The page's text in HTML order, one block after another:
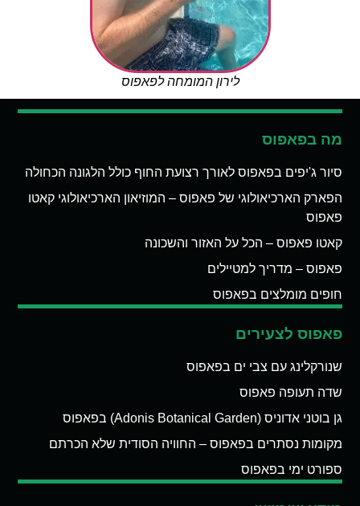
לירון המומחה לפאפוס
מה בפאפוס
סיור ג'יפים בפאפוס לאורך רצועת החוף כולל הלגונה הכחולה
הפארק הארכיאולוגי של פאפוס – המוזיאון הארכיאולוגי קאטו
פאפוס
קאטו פאפוס – הכל על האזור והשכונה
פאפוס – מדריך למטיילים
חופים מומלצים בפאפוס
פאפוס לצעירים
שנורקלינג עם צבי ים בפאפוס
שדה תעופה פאפוס
גן בוטני אדוניס (Adonis Botanical Garden) בפאפוס
מקומות נסתרים בפאפוס – החוויה הסודית שלא הכרתם
ספורט ימי בפאפוס